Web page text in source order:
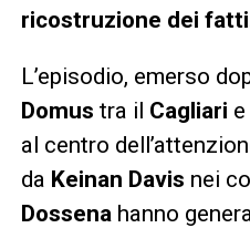
ricostruzione dei
L’episodio, emerso
Domus tra il Cagliari e
al centro
da Keinan Davis nei
Dossenahanno